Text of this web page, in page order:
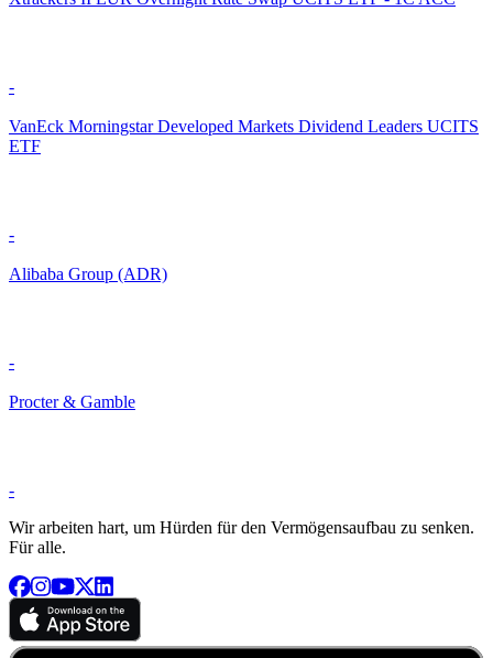
-
VanEck Morningstar Developed Markets Dividend Leaders UCITS
ETF
-
Alibaba Group (ADR)
-
Procter & Gamble
-
Wir arbeiten hart, um Hürden für den Vermögensaufbau zu senken.
Für alle.